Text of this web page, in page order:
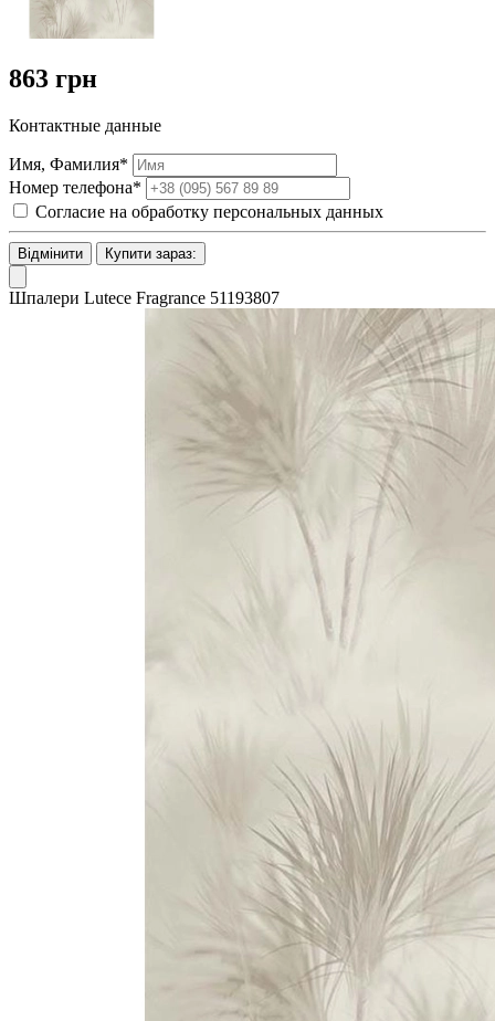
863 грн
Контактные данные
Имя, Фамилия*
Номер телефона*
Согласие на обработку персональных данных
Відмінити Купити зараз:
Шпалери Lutece Fragrance 51193807